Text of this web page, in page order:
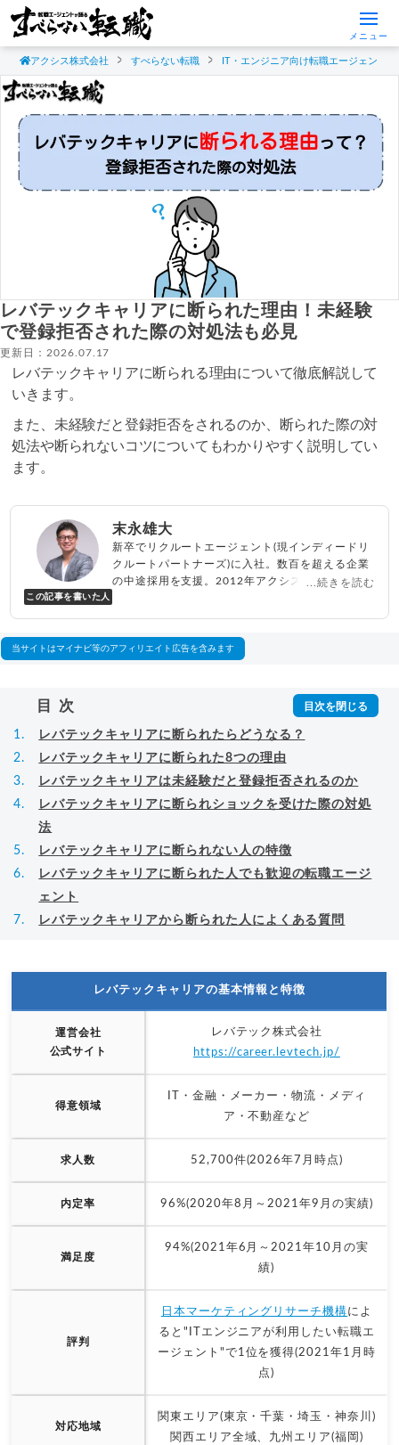
メニュー
アクシス株式会社 すべらない転職 IT・エンジニア向け転職エージェント
レバテックキャリアに断られた理由！未経験
で登録拒否された際の対処法も必見
更新日：2026.07.17
レバテックキャリアに断られる理由について徹底解説して
いきます。
また、未経験だと登録拒否をされるのか、断られた際の対
処法や断られないコツについてもわかりやすく説明してい
ます。
この記事を書いた人
末永雄大
新卒でリクルートエージェント(現インディードリ
クルートパートナーズ)に入社。数百を超える企業
の中途採用を支援。2012年アクシス(株)設立、代
べらない転職エージェント
...続きを読む
当サイトはマイナビ等のアフィリエイト広告を含みます
目次
レバテックキャリアに断られたらどうなる？
レバテックキャリアに断られた8つの理由
レバテックキャリアは未経験だと登録拒否されるのか
レバテックキャリアに断られショックを受けた際の対処
法
レバテックキャリアに断られない人の特徴
レバテックキャリアに断られた人でも歓迎の転職エージ
ェント
レバテックキャリアから断られた人によくある質問
レバテックキャリアの基本情報と特徴
運営会社
公式サイト
レバテック株式会社
https://career.levtech.jp/
得意領域
IT・金融・メーカー・物流・メディ
ア・不動産など
求人数 52,700件(2026年7月時点)
内定率 96%(2020年8月～2021年9月の実績)
満足度
94%(2021年6月～2021年10月の実
績)
評判
日本マーケティングリサーチ機構によ
ると"ITエンジニアが利用したい転職エ
ージェント"で1位を獲得(2021年1月時
点)
対応地域
関東エリア(東京・千葉・埼玉・神奈川)
関西エリア全域、九州エリア(福岡)